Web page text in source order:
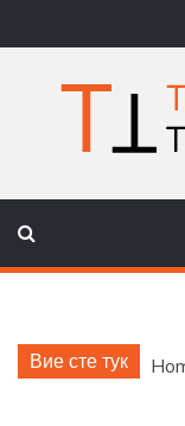
to
content
Вие сте тук